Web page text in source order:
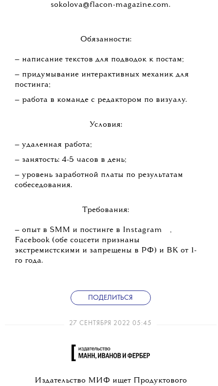
sokolova@flacon-magazine.com.
Обязанности:
— написание текстов для подводок к постам;
— придумывание интерактивных механик для
постинга;
— работа в команде с редактором по визуалу.
Условия:
— удаленная работа;
— занятость: 4-5 часов в день;
— уровень заработной платы по результатам
собеседования.
Требования:
— опыт в SMM и постинге в Instagram
,
Facebook (обе соцсети признаны
экстремистскими и запрещены в РФ) и ВК от 1-
го года.
ПОДЕЛИТЬСЯ
27 СЕНТЯБРЯ 2022 05:45
Издательство МИФ ищет Продуктового